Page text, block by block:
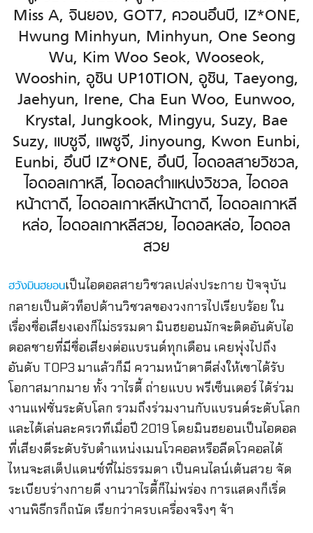
ฮวังมินฮยอนเป็นไอดอลสายวิชวลเปล่งประกาย ปัจจุบัน
กลายเป็นตัวท็อปด้านวิชวลของวงการไปเรียบร้อย ใน
เรื่องชื่อเสียงเองก็ไม่ธรรมดา มินฮยอนมักจะติดอันดับไอ
ดอลชายที่มีชื่อเสียงต่อแบรนด์ทุกเดือน เคยพุ่งไปถึง
อันดับ TOP3 มาแล้วก็มี ความหน้าตาดีส่งให้เขาได้รับ
โอกาสมากมาย ทั้ง วาไรตี้ ถ่ายแบบ พรีเซ็นเตอร์ ได้ร่วม
งานแฟชั่นระดับโลก รวมถึงร่วมงานกับแบรนด์ระดับโลก
และได้เล่นละครเวทีเมื่อปี 2019 โดยมินฮยอนเป็นไอดอล
ที่เสียงดีระดับรับตำแหน่งเมนโวคอลหรือลีดโวคอลได้
ไหนจะสเต็ปแดนซ์ที่ไม่ธรรมดา เป็นคนไลน์เต้นสวย จัด
ระเบียบร่างกายดี งานวาไรตี้ก็ไม่พร่อง การแสดงก็เริ่ด
งานพิธีกรก็ถนัด เรียกว่าครบเครื่องจริงๆ จ้า